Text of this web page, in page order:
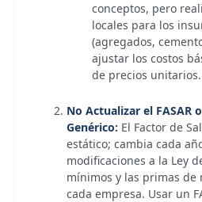
conceptos, pero
locales para los
(agregados,
ajustar los costos
de precios unitarios.
No Actualizar el FASAR
Genérico: El Factor de
estático; cambia cada
modificaciones a la Ley
mínimos y las primas
cada empresa. Usar un